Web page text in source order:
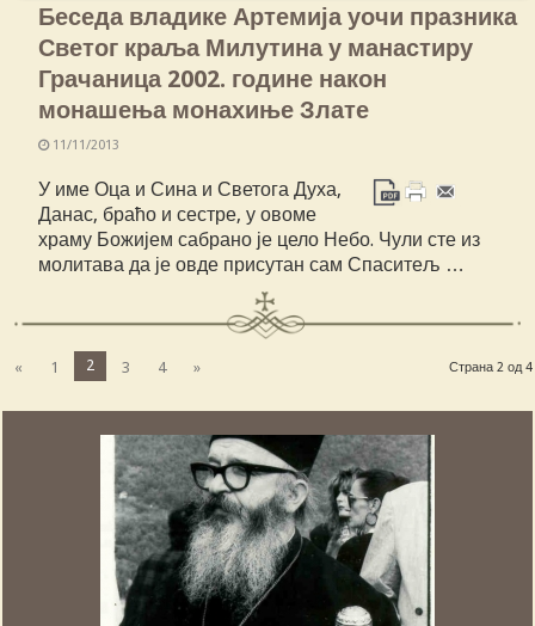
Беседа владике Артемија уочи празника
Светог краља Милутина у манастиру
Грачаница 2002. године након
монашења монахиње Злате
11/11/2013
У име Оца и Сина и Светога Духа,
Данас, браћо и сестре, у овоме
храму Божијем сабрано је цело Небо. Чули сте из
молитава да је овде присутан сам Спаситељ …
Страна 2 од 4
« 1 2 3 4 »